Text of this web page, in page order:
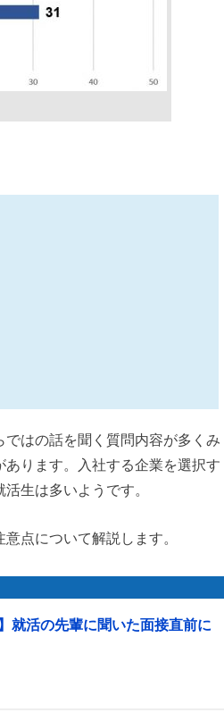
はの話を聞く質問内容が多くみ
ります。入社する企業を選択す
生は多いようです。
点について解説します。
就活の先輩に聞いた面接直前に